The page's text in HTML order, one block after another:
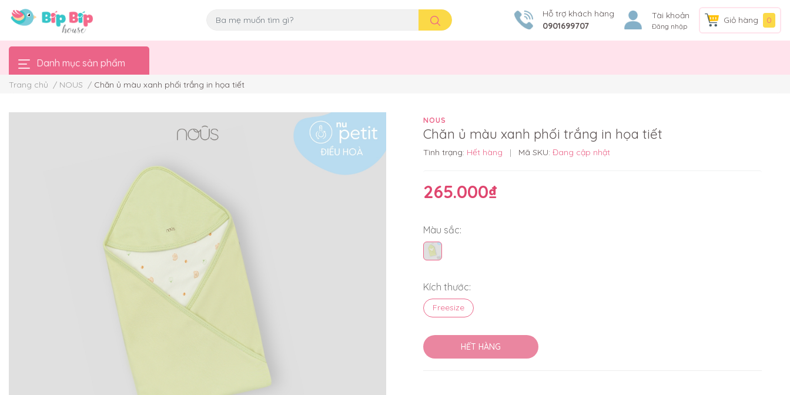
Hỗ trợ khách hàng
0901699707
Tài khoản
Đăng nhập
Giỏ hàng 0
Danh mục sản phẩm
Trang chủ / NOUS / Chăn ủ màu xanh phối trắng in họa tiết
NOUS
Chăn ủ màu xanh phối trắng in họa tiết
Tình trạng: Hết hàng | Mã SKU: Đang cập nhật
265.000₫
Màu sắc:
Kích thước:
Freesize
HẾT HÀNG